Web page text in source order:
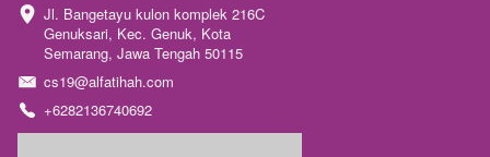
Jl. Bangetayu kulon komplek 216C
Genuksari, Kec. Genuk, Kota
Semarang, Jawa Tengah 50115
cs19@alfatihah.com
+6282136740692